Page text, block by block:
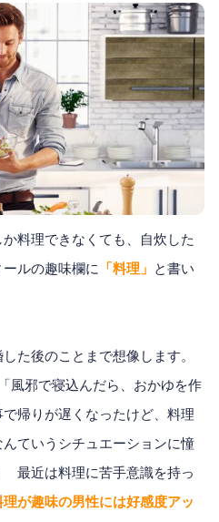
料理できなくても、自炊した
ルの趣味欄に
「料理」 と書い
た後のことまで想像します。
風邪で寝込んだら、おかゆを作
帰りが遅くなったけど、料理
ていうシチュエーションに憧
最近は料理に苦手意識を持っ
理が趣味の男性には好感度アッ